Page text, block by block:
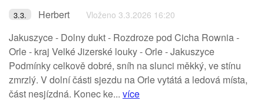
3.3. Herbert Vloženo 3.3.2026 16:20
Jakuszyce - Dolny dukt - Rozdroze pod Cicha Rownia -
Orle - kraj Velké Jizerské louky - Orle - Jakuszyce
Podmínky celkově dobré, sníh na slunci měkký, ve stínu
zmrzlý. V dolní části sjezdu na Orle vytátá a ledová místa,
část nesjízdná. Konec ke... více